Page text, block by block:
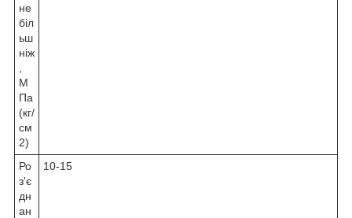
не
біл
ьш
ніж
М
Па
(кг/
см
2)
Ро
з'є
дн
ан
10-15